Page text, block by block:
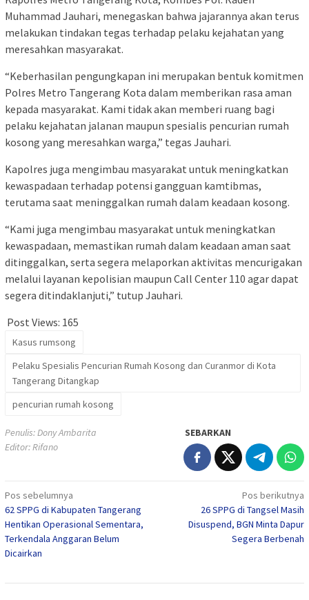
Muhammad Jauhari, menegaskan bahwa jajarannya akan terus
melakukan tindakan tegas terhadap pelaku kejahatan yang
meresahkan masyarakat.
“Keberhasilan pengungkapan ini merupakan bentuk komitmen
Polres Metro Tangerang Kota dalam memberikan rasa aman
kepada masyarakat. Kami tidak akan memberi ruang bagi
pelaku kejahatan jalanan maupun spesialis pencurian rumah
kosong yang meresahkan warga,” tegas Jauhari.
Kapolres juga mengimbau masyarakat untuk meningkatkan
kewaspadaan terhadap potensi gangguan kamtibmas,
terutama saat meninggalkan rumah dalam keadaan kosong.
“Kami juga mengimbau masyarakat untuk meningkatkan
kewaspadaan, memastikan rumah dalam keadaan aman saat
ditinggalkan, serta segera melaporkan aktivitas mencurigakan
melalui layanan kepolisian maupun Call Center 110 agar dapat
segera ditindaklanjuti,” tutup Jauhari.
Post Views: 165
Kasus rumsong
Pelaku Spesialis Pencurian Rumah Kosong dan Curanmor di Kota
Tangerang Ditangkap
pencurian rumah kosong
Penulis: Dony Ambarita
Editor: Rifano
SEBARKAN
Navigasi
pos
Pos sebelumnya
62 SPPG di Kabupaten Tangerang
Hentikan Operasional Sementara,
Terkendala Anggaran Belum
Dicairkan
Pos berikutnya
26 SPPG di Tangsel Masih
Disuspend, BGN Minta Dapur
Segera Berbenah